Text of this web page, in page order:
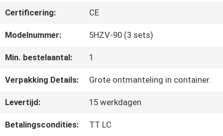
FABRIEKSREIS
KWALITEITSCONTROLE
CONTACTEER
ONS
Certificering: CE
Modelnummer: 5HZV-90 (3 sets)
Min. bestelaantal: 1
Verpakking Details: Grote ontmanteling in container.
Levertijd: 15 werkdagen
Betalingscondities: TT LC